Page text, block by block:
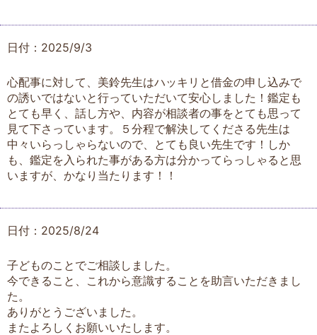
日付：2025/9/3
心配事に対して、美鈴先生はハッキリと借金の申し込みで
の誘いではないと行っていただいて安心しました！鑑定も
とても早く、話し方や、内容が相談者の事をとても思って
見て下さっています。５分程で解決してくださる先生は
中々いらっしゃらないので、とても良い先生です！しか
も、鑑定を入られた事がある方は分かってらっしゃると思
いますが、かなり当たります！！
日付：2025/8/24
子どものことでご相談しました。
今できること、これから意識することを助言いただきまし
た。
ありがとうございました。
またよろしくお願いいたします。